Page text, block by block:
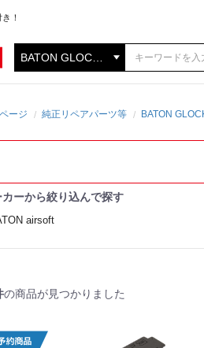
！
ージ 純正リペアパーツ等 BATON
カーから絞り込んで探す
airsoft
の商品が見つかりました